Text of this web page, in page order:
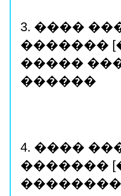
3. ����
�������
�����
������
4. ����
������� [�,